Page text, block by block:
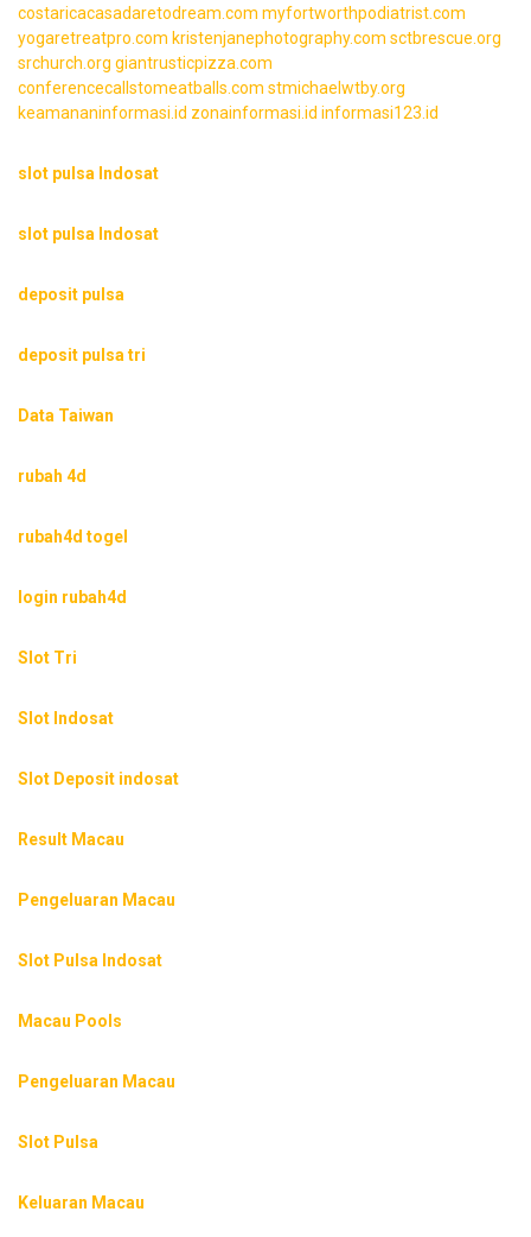
costaricacasadaretodream.com myfortworthpodiatrist.com
yogaretreatpro.com kristenjanephotography.com sctbrescue.org
srchurch.org giantrusticpizza.com
conferencecallstomeatballs.com stmichaelwtby.org
keamananinformasi.id zonainformasi.id informasi123.id
slot pulsa Indosat
slot pulsa Indosat
deposit pulsa
deposit pulsa tri
Data Taiwan
rubah 4d
rubah4d togel
login rubah4d
Slot Tri
Slot Indosat
Slot Deposit indosat
Result Macau
Pengeluaran Macau
Slot Pulsa Indosat
Macau Pools
Pengeluaran Macau
Slot Pulsa
Keluaran Macau